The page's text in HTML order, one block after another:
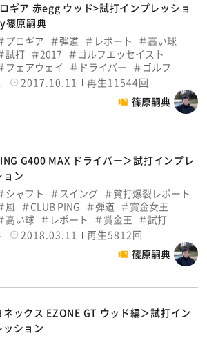
ギア 赤egg ウッド>試打インプレッショ
篠原嗣典
プロギア
弾道 レポート
高い球
試打
2017
ゴルフエッセイスト
フェアウェイ
ドライバー
ゴルフ
2017.10.11
再生11544回
篠原嗣典
G400 MAX ドライバー＞試打インプレ
ョン
シャフト
スイング
貧打爆裂レポート
風
CLUB PING 弾道
賞金女王
高い球
レポート 賞金王
試打
2018.03.11
再生5812回
篠原嗣典
ネックス EZONE GT ウッド編＞試打イン
ッション